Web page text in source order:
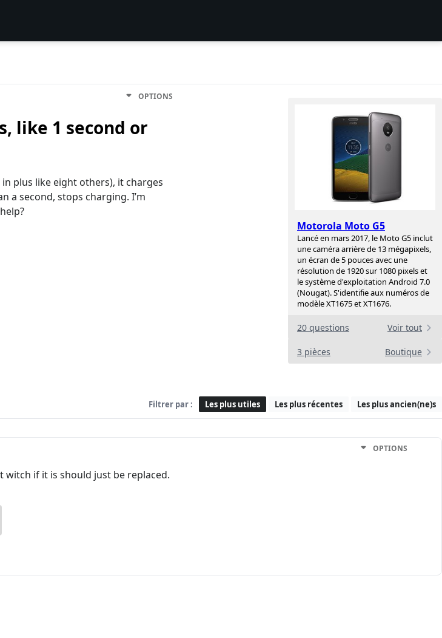
Motorola Moto G5
Lancé en mars 2017, le Moto G5 inclut
une caméra arrière de 13 mégapixels,
un écran de 5 pouces avec une
résolution de 1920 sur 1080 pixels et
le système d'exploitation Android 7.0
(Nougat). S'identifie aux numéros de
modèle XT1675 et XT1676.
20 questions Voir tout
3 pièces Boutique
OPTIONS
like 1 second or
plus like eight others), it charges
a second, stops charging. I’m
Filtrer par : Les plus utiles Les plus récentes Les plus ancien(ne)s
OPTIONS
if it is should just be replaced.